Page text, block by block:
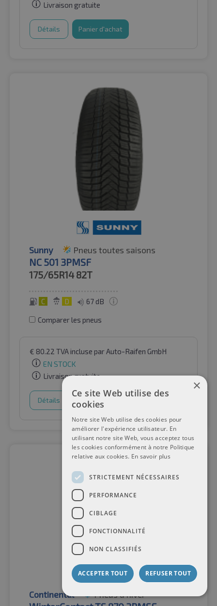
Livraison gratuite
Détails Panier d'achat
Sunny Pneus toutes saisons
NC 501 3PMSF
175/65R14 82T
C D 67 dB
Comparer les pneus
€ 80.22 TVA incluse par Auto-Raifen GmbH
EN STOCK
Livraison gratuite
Détails Panier d'achat
Continental Pneus d'hiver
×
Ce site Web utilise des
cookies
Notre site Web utilise des cookies pour
améliorer l'expérience utilisateur. En
utilisant notre site Web, vous acceptez tous
les cookies conformément à notre Politique
relative aux cookies. En savoir plus
STRICTEMENT NÉCESSAIRES
PERFORMANCE
CIBLAGE
FONCTIONNALITÉ
NON CLASSIFIÉS
ACCEPTER TOUT REFUSER TOUT